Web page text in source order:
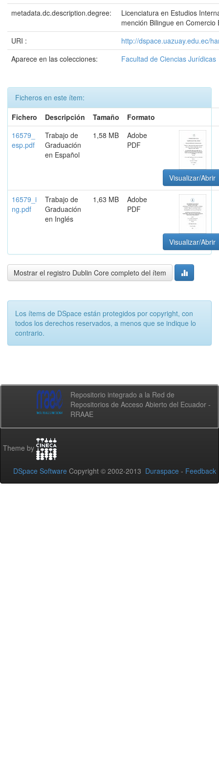
metadata.dc.description.degree:
Licenciatura en Estudios
mención Bilingue en Comercio
URI :
http://dspace.uazuay.edu.ec/
Aparece en las colecciones:
Facultad de Ciencias Jurídicas
Ficheros en este ítem:
Fichero
Descripción Tamaño
Formato
16579_
esp.pdf
Trabajo de
Graduación
en Español
1,58 MB
Adobe
PDF
Visualizar/Abrir
16579_i
ng.pdf
Trabajo de
Graduación
en Inglés
1,63 MB
Adobe
PDF
Visualizar/Abrir
Mostrar el registro Dublin Core completo del ítem
Los ítems de DSpace están protegidos por copyright, con
todos los derechos reservados, a menos que se indique lo
contrario.
Repositorio integrado a la Red de
Repositorios de Acceso Abierto del Ecuador -
RRAAE
Theme by
DSpace Software Copyright © 2002-2013 Duraspace - Feedback